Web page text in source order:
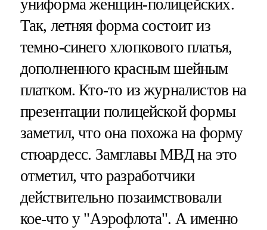
униформа женщин-полицейских.
Так, летняя форма состоит из
темно-синего хлопкового платья,
дополненного красным шейным
платком. Кто-то из журналистов на
презентации полицейской формы
заметил, что она похожа на форму
стюардесс. Замглавы МВД на это
отметил, что разработчики
действительно позаимствовали
кое-что у "Аэрофлота". А именно